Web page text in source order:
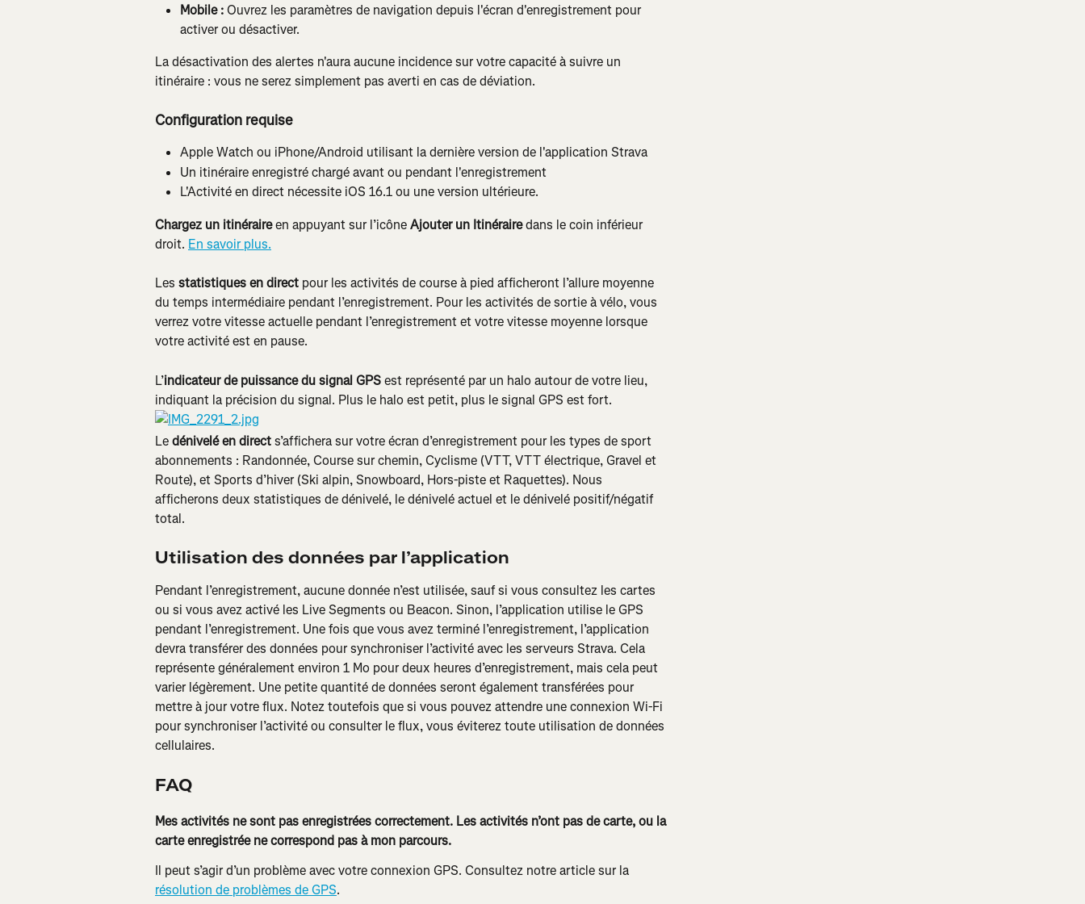
Mobile : Ouvrez les paramètres de navigation depuis l'écran d'enregistrement pour
activer ou désactiver.
La désactivation des alertes n'aura aucune incidence sur votre capacité à suivre un
itinéraire : vous ne serez simplement pas averti en cas de déviation.
Configuration requise
Apple Watch ou iPhone/Android utilisant la dernière version de l'application Strava
Un itinéraire enregistré chargé avant ou pendant l'enregistrement
L'Activité en direct nécessite iOS 16.1 ou une version ultérieure.
Chargez un itinéraire en appuyant sur l’icône Ajouter un Itinéraire dans le coin inférieur
droit. En savoir plus.
Les statistiques en direct pour les activités de course à pied afficheront l’allure moyenne
du temps intermédiaire pendant l’enregistrement. Pour les activités de sortie à vélo, vous
verrez votre vitesse actuelle pendant l’enregistrement et votre vitesse moyenne lorsque
votre activité est en pause.
L’indicateur de puissance du signal GPS est représenté par un halo autour de votre lieu,
indiquant la précision du signal. Plus le halo est petit, plus le signal GPS est fort.
Le dénivelé en direct s’affichera sur votre écran d’enregistrement pour les types de sport
abonnements : Randonnée, Course sur chemin, Cyclisme (VTT, VTT électrique, Gravel et
Route), et Sports d’hiver (Ski alpin, Snowboard, Hors-piste et Raquettes). Nous
afficherons deux statistiques de dénivelé, le dénivelé actuel et le dénivelé positif/négatif
total.
Utilisation des données par l’application
Pendant l’enregistrement, aucune donnée n’est utilisée, sauf si vous consultez les cartes
ou si vous avez activé les Live Segments ou Beacon. Sinon, l’application utilise le GPS
pendant l’enregistrement. Une fois que vous avez terminé l’enregistrement, l’application
devra transférer des données pour synchroniser l’activité avec les serveurs Strava. Cela
représente généralement environ 1 Mo pour deux heures d’enregistrement, mais cela peut
varier légèrement. Une petite quantité de données seront également transférées pour
mettre à jour votre flux. Notez toutefois que si vous pouvez attendre une connexion Wi-Fi
pour synchroniser l’activité ou consulter le flux, vous éviterez toute utilisation de données
cellulaires.
FAQ
Mes activités ne sont pas enregistrées correctement. Les activités n’ont pas de carte, ou la
carte enregistrée ne correspond pas à mon parcours.
Il peut s’agir d’un problème avec votre connexion GPS. Consultez notre article sur la
résolution de problèmes de GPS.